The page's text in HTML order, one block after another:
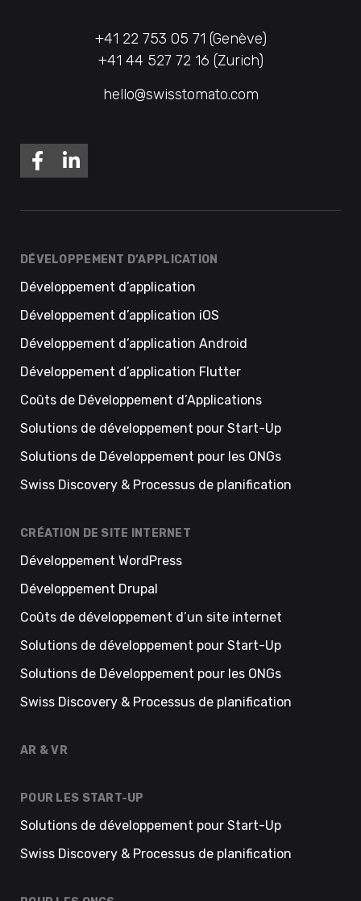
+41 22 753 05 71 (Genève)
+41 44 527 72 16 (Zurich)
hello@swisstomato.com
DÉVELOPPEMENT D’APPLICATION
Développement d’application
Développement d’application iOS
Développement d’application Android
Développement d’application Flutter
Coûts de Développement d’Applications
Solutions de développement pour Start-Up
Solutions de Développement pour les ONGs
Swiss Discovery & Processus de planification
CRÉATION DE SITE INTERNET
Développement WordPress
Développement Drupal
Coûts de développement d’un site internet
Solutions de développement pour Start-Up
Solutions de Développement pour les ONGs
Swiss Discovery & Processus de planification
AR & VR
POUR LES START-UP
Solutions de développement pour Start-Up
Swiss Discovery & Processus de planification